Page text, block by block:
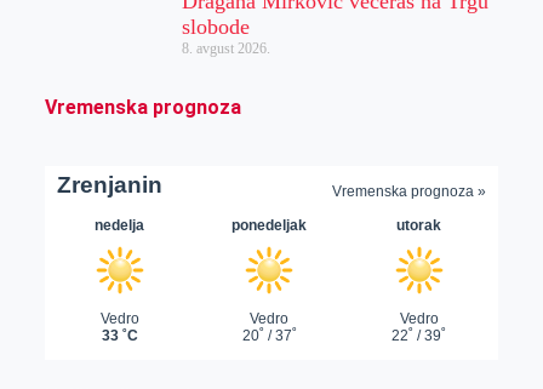
slobode
8. avgust 2026.
Vremenska prognoza